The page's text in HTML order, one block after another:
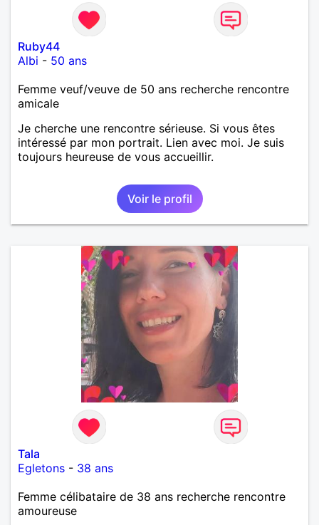
Ruby44
Albi - 50 ans
Femme veuf/veuve de 50 ans recherche rencontre
amicale
Je cherche une rencontre sérieuse. Si vous êtes
intéressé par mon portrait. Lien avec moi. Je suis
toujours heureuse de vous accueillir.
Voir le profil
Tala
Egletons - 38 ans
Femme célibataire de 38 ans recherche rencontre
amoureuse